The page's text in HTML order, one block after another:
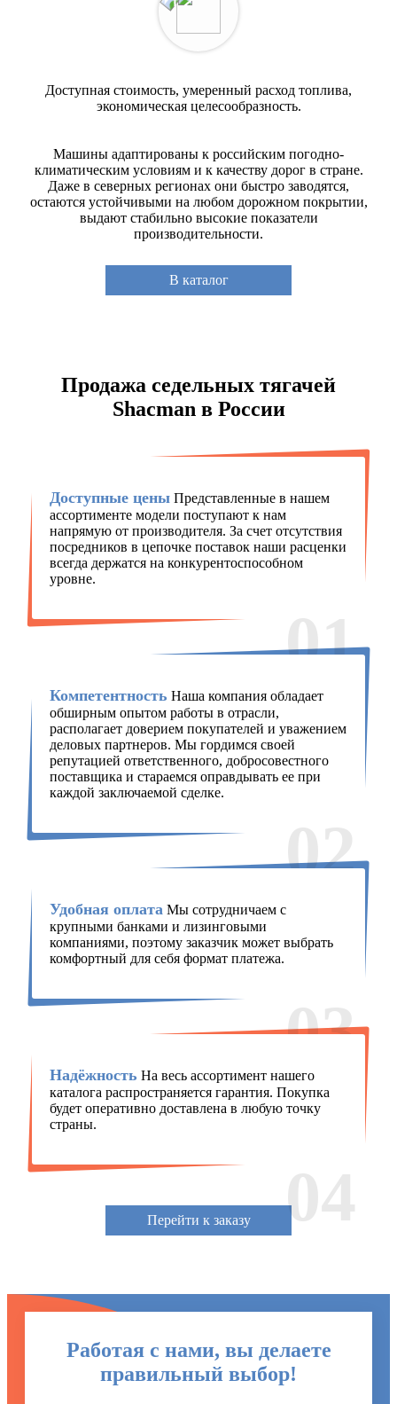
Доступная стоимость, умеренный расход топлива,
экономическая целесообразность.
Машины адаптированы к российским погодно-
климатическим условиям и к качеству дорог в стране.
Даже в северных регионах они быстро заводятся,
остаются устойчивыми на любом дорожном покрытии,
выдают стабильно высокие показатели
производительности.
В каталог
Продажа седельных тягачей
Shacman в России
01
Доступные ценыПредставленные в нашем
ассортименте модели поступают к нам
напрямую от производителя. За счет отсутствия
посредников в цепочке поставок наши расценки
всегда держатся на конкурентоспособном
уровне.
02
Компетентность Наша компания обладает
обширным опытом работы в отрасли,
располагает доверием покупателей и уважением
деловых партнеров. Мы гордимся своей
репутацией ответственного, добросовестного
поставщика и стараемся оправдывать ее при
каждой заключаемой сделке.
03
Удобная оплата Мы сотрудничаем с
крупными банками и лизинговыми
компаниями, поэтому заказчик может выбрать
комфортный для себя формат платежа.
04
Надёжность На весь ассортимент нашего
каталога распространяется гарантия. Покупка
будет оперативно доставлена в любую точку
страны.
Перейти к заказу
Работая с нами, вы делаете
правильный выбор!